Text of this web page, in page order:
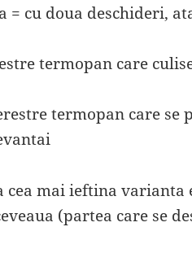
= cu doua deschideri,
termopan care
termopan care se
cea mai ieftina varianta
(partea care se